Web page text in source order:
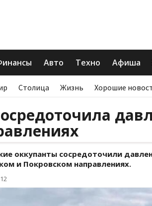
Авто Техно Афиша
Столица Жизнь Хорошие
оккупанты сосредоточили
и Покровском направлениях.